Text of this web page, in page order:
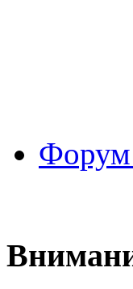
Форум